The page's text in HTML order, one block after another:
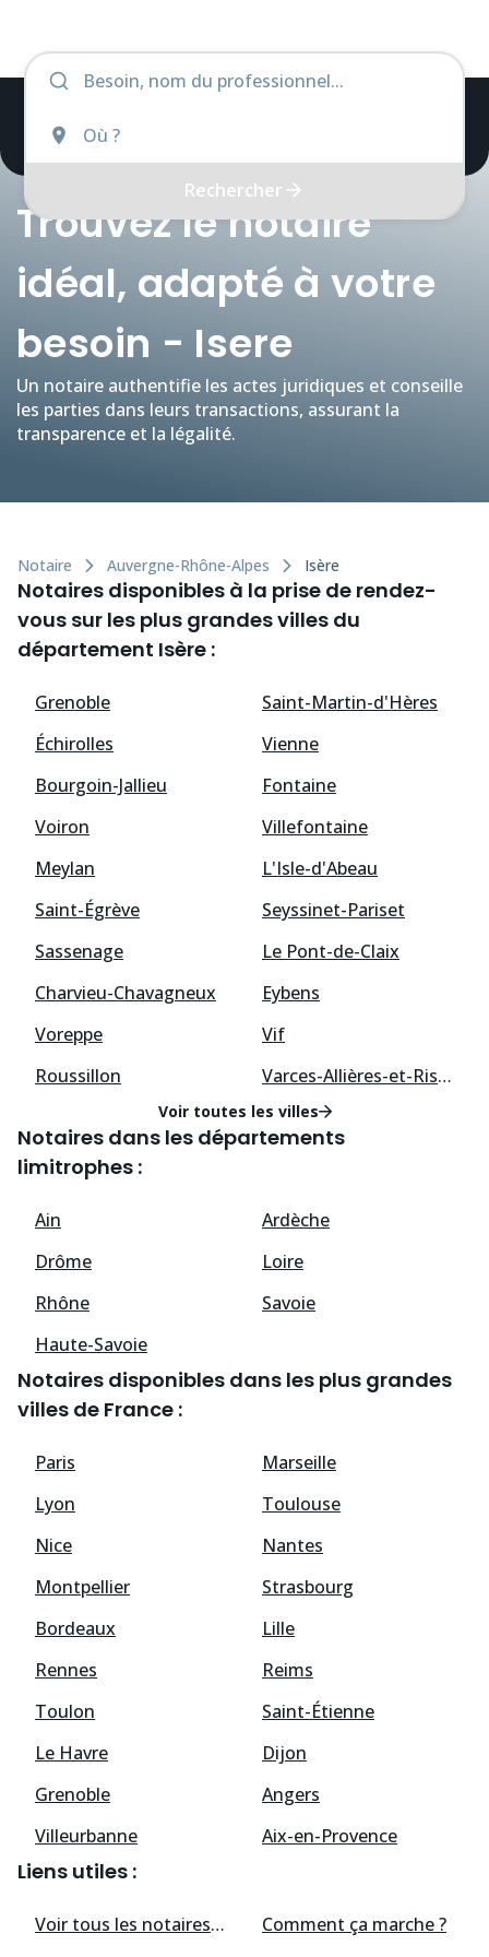
Rechercher
Trouvez le notaire
idéal, adapté à votre
besoin - Isere
Un notaire authentifie les actes juridiques et conseille
les parties dans leurs transactions, assurant la
transparence et la légalité.
Notaire Auvergne-Rhône-Alpes Isère
Notaires disponibles à la prise de rendez-
vous sur les plus grandes villes du
département Isère :
Grenoble
Saint-Martin-d'Hères
Échirolles
Vienne
Bourgoin-Jallieu
Fontaine
Voiron
Villefontaine
Meylan
L'Isle-d'Abeau
Saint-Égrève
Seyssinet-Pariset
Sassenage
Le Pont-de-Claix
Charvieu-Chavagneux
Eybens
Voreppe
Vif
Roussillon
Varces-Allières-et-Risset
Voir toutes les villes
Notaires dans les départements
limitrophes :
Ain
Ardèche
Drôme
Loire
Rhône
Savoie
Haute-Savoie
Notaires disponibles dans les plus grandes
villes de France :
Paris
Marseille
Lyon
Toulouse
Nice
Nantes
Montpellier
Strasbourg
Bordeaux
Lille
Rennes
Reims
Toulon
Saint-Étienne
Le Havre
Dijon
Grenoble
Angers
Villeurbanne
Aix-en-Provence
Liens utiles :
Voir tous les notairesdisponiblesComment ça marche ?